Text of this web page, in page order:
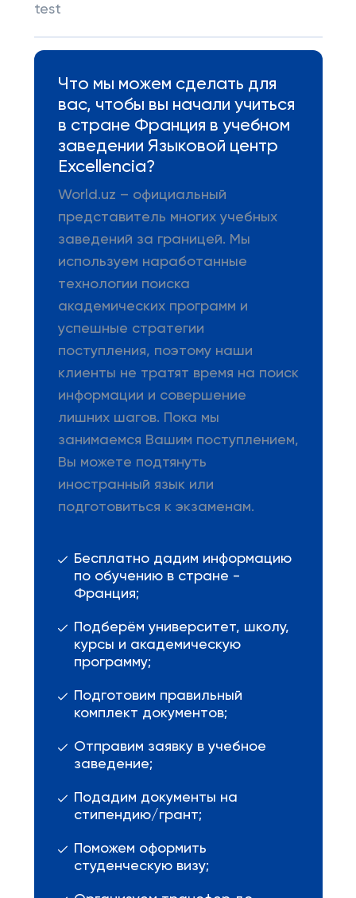
test
Что мы можем сделать для
вас, чтобы вы начали учиться
в стране Франция в учебном
заведении Языковой центр
Excellencia?
World.uz – официальный
представитель многих учебных
заведений за границей. Мы
используем наработанные
технологии поиска
академических программ и
успешные стратегии
поступления, поэтому наши
клиенты не тратят время на поиск
информации и совершение
лишних шагов. Пока мы
занимаемся Вашим поступлением,
Вы можете подтянуть
иностранный язык или
подготовиться к экзаменам.
Бесплатно дадим информацию
по обучению в стране -
Франция;
Подберём университет, школу,
курсы и академическую
программу;
Подготовим правильный
комплект документов;
Отправим заявку в учебное
заведение;
Подадим документы на
стипендию/грант;
Поможем оформить
студенческую визу;